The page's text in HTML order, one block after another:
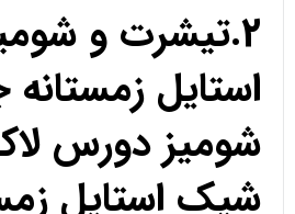
2.تیشرت و
استایل
شومیز دورس
شیک استایل